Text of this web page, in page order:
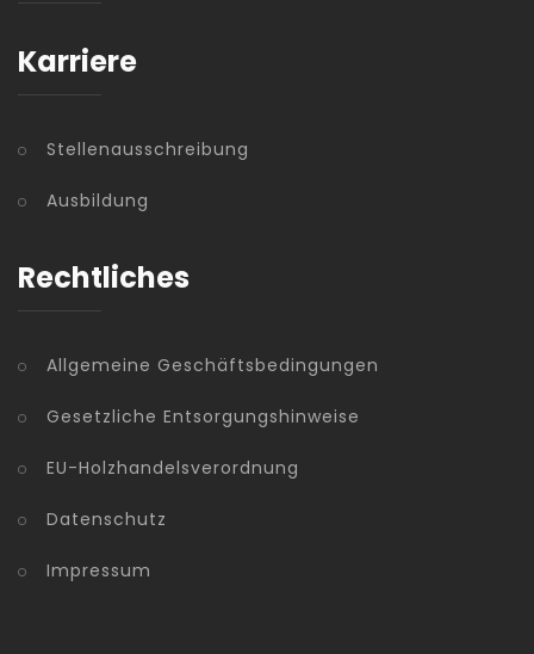
Karriere
Stellenausschreibung
Ausbildung
Rechtliches
Allgemeine Geschäftsbedingungen
Gesetzliche Entsorgungshinweise
EU-Holzhandelsverordnung
Datenschutz
Impressum